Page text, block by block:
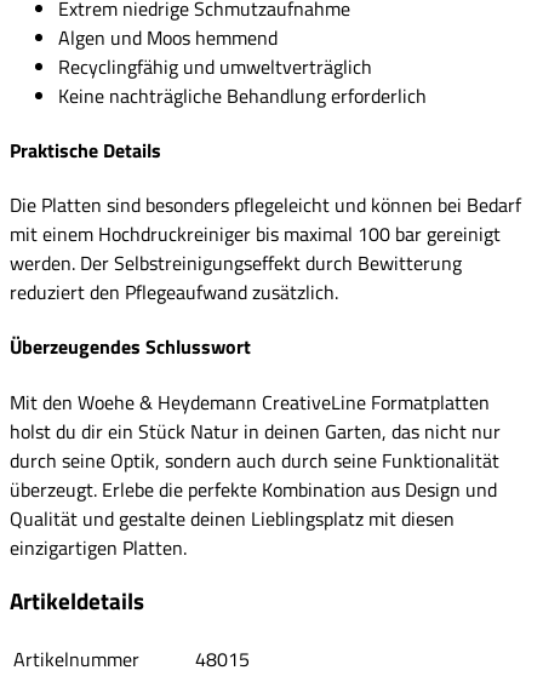
Extrem niedrige Schmutzaufnahme
Algen und Moos hemmend
Recyclingfähig und umweltverträglich
Keine nachträgliche Behandlung erforderlich
Praktische Details
Die Platten sind besonders pflegeleicht und können bei Bedarf
mit einem Hochdruckreiniger bis maximal 100 bar gereinigt
werden. Der Selbstreinigungseffekt durch Bewitterung
reduziert den Pflegeaufwand zusätzlich.
Überzeugendes Schlusswort
Mit den Woehe & Heydemann CreativeLine Formatplatten
holst du dir ein Stück Natur in deinen Garten, das nicht nur
durch seine Optik, sondern auch durch seine Funktionalität
überzeugt. Erlebe die perfekte Kombination aus Design und
Qualität und gestalte deinen Lieblingsplatz mit diesen
einzigartigen Platten.
Artikeldetails
Artikelnummer
48015